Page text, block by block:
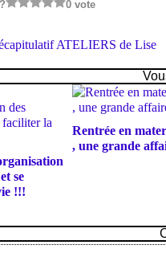
0 vote
ATELIERS de Lise
se
!!!
Rentrée en
, une grande